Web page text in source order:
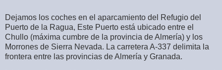
Dejamos los coches en el aparcamiento del Refugio del
Puerto de la Ragua, Este Puerto está ubicado entre el
Chullo (máxima cumbre de la provincia de Almería) y los
Morrones de Sierra Nevada. La carretera A-337 delimita la
frontera entre las provincias de Almería y Granada.